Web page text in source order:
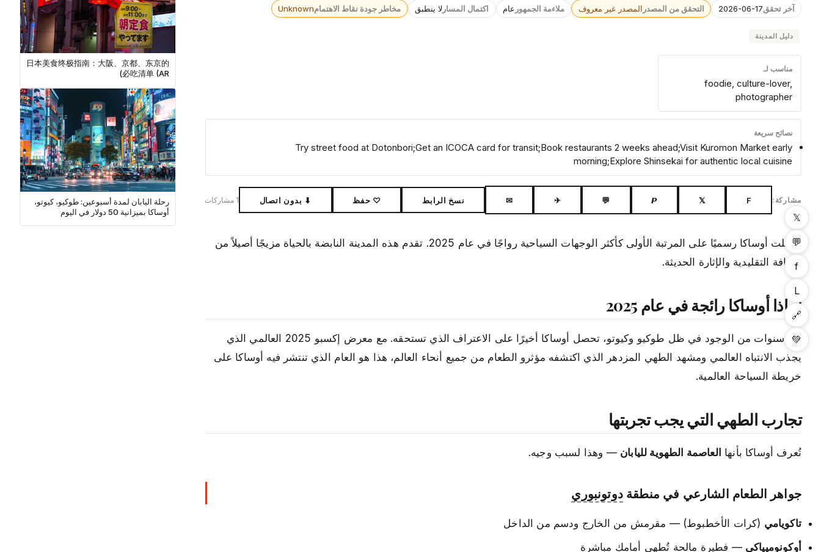
آخر تحقق2026-06-17 التحقق من المصدر المصدر غير معروف ملاءمة الجمهور عام اكتمال المسار لا ينطبق مخاطر جودة نقاط الاهتمامUnknown
دليل المدينة
مناسب لـ
foodie, culture-lover,
photographer
نصائح سريعة
Try street food at Dotonbori;Get an ICOCA card for transit;Book restaurants 2 weeks ahead;Visit Kuromon Market early
morning;Explore Shinsekai for authentic local cuisine
مشاركة: F
𝕏
𝙋
💬
✈
✉ نسخ الرابط ♡ حفظ ⬇ بدون اتصال 1 مشاركات
حصلت أوساكا رسميًا على المرتبة الأولى كأكثر الوجهات السياحية رواجًا في عام 2025. تقدم هذه المدينة النابضة بالحياة مزيجًا أصيلاً من
الثقافة التقليدية والإثارة الحديثة.
لماذا أوساكا رائجة في عام 2025
بعد سنوات من الوجود في ظل طوكيو وكيوتو، تحصل أوساكا أخيرًا على الاعتراف الذي تستحقه. مع معرض إكسبو 2025 العالمي الذي
يجذب الانتباه العالمي ومشهد الطهي المزدهر الذي اكتشفه مؤثرو الطعام من جميع أنحاء العالم، هذا هو العام الذي تنتشر فيه أوساكا على
خريطة السياحة العالمية.
تجارب الطهي التي يجب تجربتها
تُعرف أوساكا بأنها العاصمة الطهوية لليابان — وهذا لسبب وجيه.
جواهر الطعام الشارعي في منطقةدوتونبوري
تاكويامي (كرات الأخطبوط) — مقرمش من الخارج ودسم من الداخل
أوكونوميياكي — فطيرة مالحة تُطهى أمامك مباشرة
日本美食终极指南：大阪、京都、东京的
必吃清单 (AR)
رحلة اليابان لمدة أسبوعين: طوكيو، كيوتو،
أوساكا بميزانية 50 دولار في اليوم
𝕏
💬
f
L
🔗
💚